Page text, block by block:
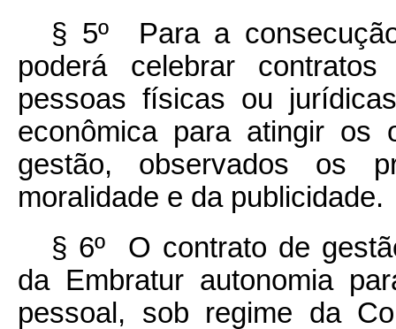
§ 5º Para a
poderá celebrar
pessoas físicas ou
econômica para atingir os
gestão, observados os
moralidade e da publicidade.
§ 6º O contrato de
da Embratur autonomia
pessoal, sob regime da